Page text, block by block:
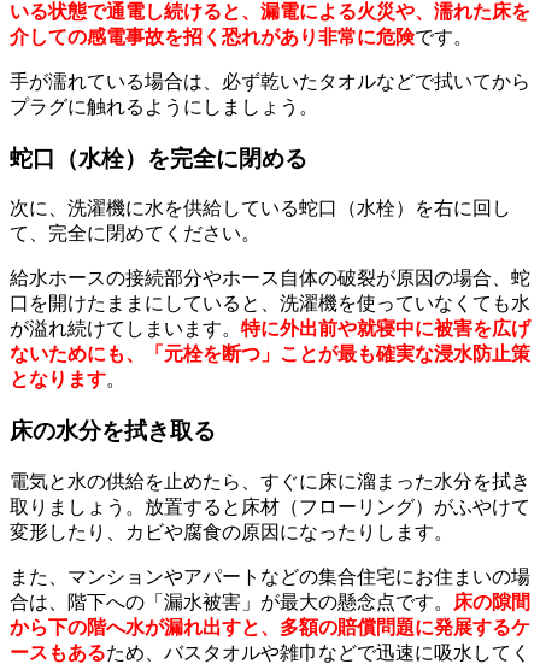
いる状態で通電し続けると、漏電による火災や、濡れた床を
介しての感電事故を招く恐れがあり非常に危険です。
手が濡れている場合は、必ず乾いたタオルなどで拭いてから
プラグに触れるようにしましょう。
蛇口（水栓）を完全に閉める
次に、洗濯機に水を供給している蛇口（水栓）を右に回し
て、完全に閉めてください。
給水ホースの接続部分やホース自体の破裂が原因の場合、蛇
口を開けたままにしていると、洗濯機を使っていなくても水
が溢れ続けてしまいます。 特に外出前や就寝中に被害を広げ
ないためにも、「元栓を断つ」ことが最も確実な浸水防止策
となります。
床の水分を拭き取る
電気と水の供給を止めたら、すぐに床に溜まった水分を拭き
取りましょう。放置すると床材（フローリング）がふやけて
変形したり、カビや腐食の原因になったりします。
また、マンションやアパートなどの集合住宅にお住まいの場
合は、階下への「漏水被害」が最大の懸念点です。
床の隙間
から下の階へ水が漏れ出すと、多額の賠償問題に発展するケ
ースもあるため、バスタオルや雑巾などで迅速に吸水してく